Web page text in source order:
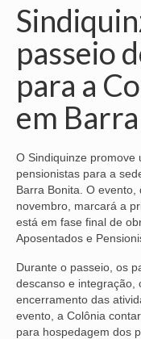
DIRETORIA
ESTATUTO
ATAS
QUEM
NOSSA
SUBSEDES
BAURU
passeio
para a
em
O Sindiquinze promove
pensionistas para a
Barra Bonita. O
novembro, marcará a
está em fase final de
Aposentados e
Durante o passeio, os
descanso e integração,
encerramento das
evento, a Colônia
para hospedagem dos